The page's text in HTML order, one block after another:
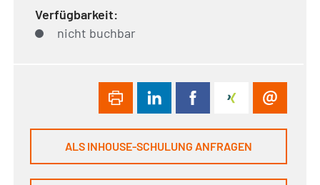
Verfügbarkeit:
nicht buchbar
ALS INHOUSE-SCHULUNG ANFRAGEN